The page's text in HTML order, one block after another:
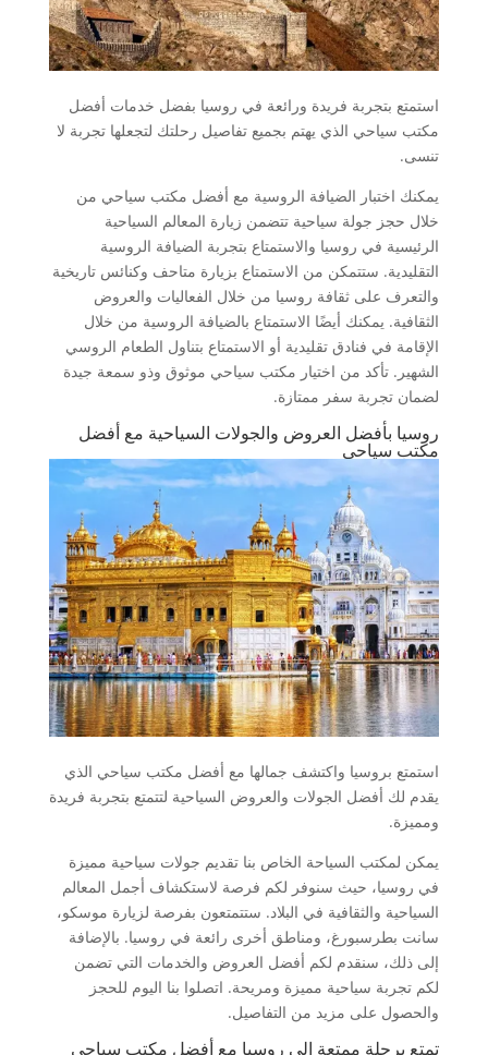
استمتع بتجربة فريدة ورائعة في روسيا بفضل خدمات أفضل
مكتب سياحي الذي يهتم بجميع تفاصيل رحلتك لتجعلها تجربة لا
تنسى.
يمكنك اختبار الضيافة الروسية مع أفضل مكتب سياحي من
خلال حجز جولة سياحية تتضمن زيارة المعالم السياحية
الرئيسية في روسيا والاستمتاع بتجربة الضيافة الروسية
التقليدية. ستتمكن من الاستمتاع بزيارة متاحف وكنائس تاريخية
والتعرف على ثقافة روسيا من خلال الفعاليات والعروض
الثقافية. يمكنك أيضًا الاستمتاع بالضيافة الروسية من خلال
الإقامة في فنادق تقليدية أو الاستمتاع بتناول الطعام الروسي
الشهير. تأكد من اختيار مكتب سياحي موثوق وذو سمعة جيدة
لضمان تجربة سفر ممتازة.
روسيا بأفضل العروض والجولات السياحية مع أفضل
مكتب سياحي
استمتع بروسيا واكتشف جمالها مع أفضل مكتب سياحي الذي
يقدم لك أفضل الجولات والعروض السياحية لتتمتع بتجربة فريدة
ومميزة.
يمكن لمكتب السياحة الخاص بنا تقديم جولات سياحية مميزة
في روسيا، حيث سنوفر لكم فرصة لاستكشاف أجمل المعالم
السياحية والثقافية في البلاد. ستتمتعون بفرصة لزيارة موسكو،
سانت بطرسبورغ، ومناطق أخرى رائعة في روسيا. بالإضافة
إلى ذلك، سنقدم لكم أفضل العروض والخدمات التي تضمن
لكم تجربة سياحية مميزة ومريحة. اتصلوا بنا اليوم للحجز
والحصول على مزيد من التفاصيل.
تمتع برحلة ممتعة إلى روسيا مع أفضل مكتب سياحي